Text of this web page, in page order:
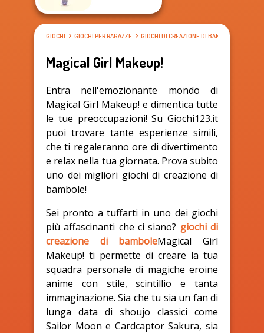
GIOCHI GIOCHI PER RAGAZZE GIOCHI DI CREAZIONE DI BAMBOLE
Magical Girl Makeup!
Entra nell'emozionante mondo di
Magical Girl Makeup! e dimentica tutte
le tue preoccupazioni! Su Giochi123.it
puoi trovare tante esperienze simili,
che ti regaleranno ore di divertimento
e relax nella tua giornata. Prova subito
uno dei migliori giochi di creazione di
bambole!
Sei pronto a tuffarti in uno dei giochi
più affascinanti che ci siano? giochi di
creazione di bamboleMagical Girl
Makeup! ti permette di creare la tua
squadra personale di magiche eroine
anime con stile, scintillio e tanta
immaginazione. Sia che tu sia un fan di
lunga data di shoujo classici come
Sailor Moon e Cardcaptor Sakura, sia